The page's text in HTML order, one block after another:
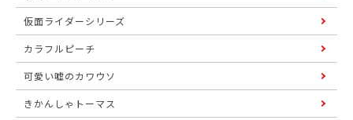
仮面ライダーシリーズ
カラフルピーチ
可愛い嘘のカワウソ
きかんしゃトーマス